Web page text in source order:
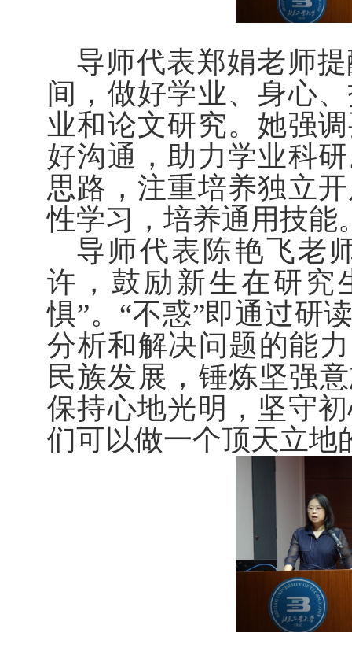
导师代表郑娟老师
间，做好学业、身心
业和论文研究。她强
好沟通，助力学业科
思路，注重培养独立
性学习，培养通用技能
导师代表陈艳飞老
许，鼓励新生在研究
惧”。“不惑”即通过研
分析和解决问题的能
民族发展，锤炼坚强
保持心地光明，坚守
们可以做一个顶天立地